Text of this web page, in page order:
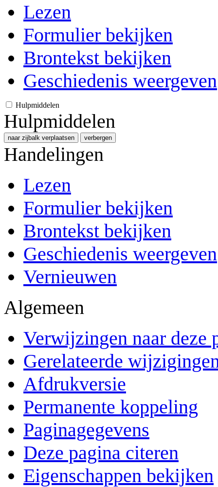
Lezen
Formulier bekijken
Brontekst bekijken
Geschiedenis weergeven
Hulpmiddelen
Hulpmiddelen
naar zijbalk verplaatsen verbergen
Handelingen
Lezen
Formulier bekijken
Brontekst bekijken
Geschiedenis weergeven
Vernieuwen
Algemeen
Verwijzingen naar deze
Gerelateerde
Afdrukversie
Permanente koppeling
Paginagegevens
Deze pagina citeren
Eigenschappen bekijken